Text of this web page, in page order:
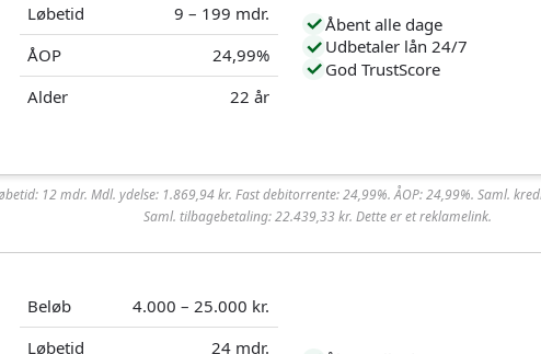
Løbetid
9 – 199 mdr.
ÅOP
24,99%
Alder
22 år
Åbent alle dage
Udbetaler lån 24/7
God TrustScore
med straksudbetaling, og du har normalt pengene efter 30 minutter –
12 mdr. Mdl. ydelse: 1.869,94 kr. Fast debitorrente: 24,99%. ÅOP: 24,99%. Saml.
Saml. tilbagebetaling: 22.439,33 kr. Dette er et reklamelink.
Beløb
4.000 – 25.000 kr.
Løbetid
24 mdr.